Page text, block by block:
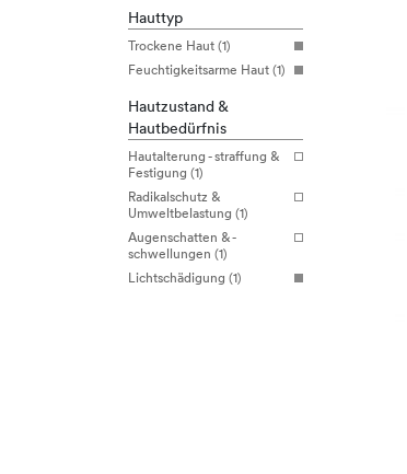
Hauttyp
Trockene Haut (1)
Feuchtigkeitsarme Haut (1)
Hautzustand &
Hautbedürfnis
Hautalterung - straffung &
Festigung (1)
Radikalschutz &
Umweltbelastung (1)
Augenschatten & -
schwellungen (1)
Lichtschädigung (1)